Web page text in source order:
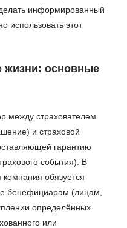
информированный
использовать этот
жизни: основные
между страхователем
и страховой
гарантию
события). В
компания обязуется
бенефициарам (лицам,
определённых
или